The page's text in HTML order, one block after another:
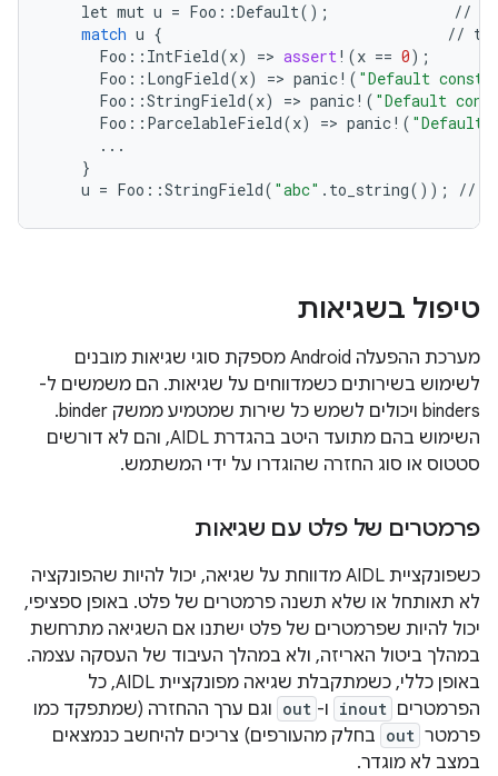
let mut u = Foo ::Default(); //
match u { //
Foo :: IntField(x) => assert! (x == 0);
Foo :: LongField(x) => panic! ( "Default
Foo ::StringField(x) => panic! ( "Default
Foo :: ParcelableField(x) => panic! ( "Default
...
}
u = Foo ::StringField( "abc" . to_string()); //
טיפול בשגיאות
מערכת ההפעלה Android מספקת סוגי שגיאות מובנים
לשימוש בשירותים כשמדווחים על שגיאות. הם משמשים ל-
binders ויכולים לשמש כל שירות שמטמיע ממשק binder.
השימוש בהם מתועד היטב בהגדרת AIDL, והם לא דורשים
סטטוס או סוג החזרה שהוגדרו על ידי המשתמש.
פרמטרים של פלט עם שגיאות
כשפונקציית AIDL מדווחת על שגיאה, יכול להיות שהפונקציה
לא תאותחל או שלא תשנה פרמטרים של פלט. באופן ספציפי,
יכול להיות שפרמטרים של פלט ישתנו אם השגיאה מתרחשת
במהלך ביטול האריזה, ולא במהלך העיבוד של העסקה עצמה.
באופן כללי, כשמתקבלת שגיאה מפונקציית AIDL, כל
הפרמטרים inout ו- out וגם ערך ההחזרה (שמתפקד כמו
פרמטר out בחלק מהעורפים) צריכים להיחשב כנמצאים
במצב לא מוגדר.